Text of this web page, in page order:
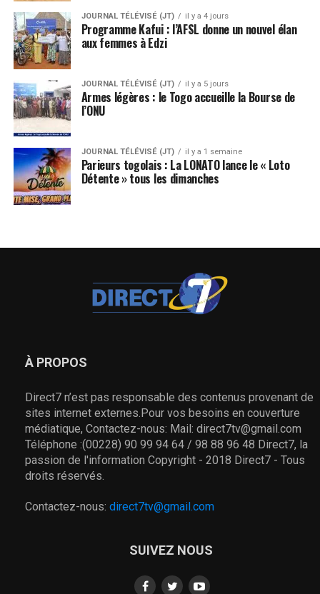
JOURNAL TÉLÉVISÉ (JT) il y a 4 jours
Programme Kafui : l’AFSL donne un nouvel élan
aux femmes à Edzi
JOURNAL TÉLÉVISÉ (JT) il y a 5 jours
Armes légères : le Togo accueille la Bourse de
l’ONU
JOURNAL TÉLÉVISÉ (JT) il y a 1 semaine
Parieurs togolais : La LONATO lance le « Loto
Détente » tous les dimanches
À PROPOS
Direct7 n’est pas responsable des contenus provenant de
sites internet externes.Pour vos besoins en couverture
médiatique, Contactez-nous: Mail: direct7tv@gmail.com
Téléphone :(00228) 90 99 94 64 / 98 88 96 48 Direct7, la
passion de l'information Copyright - 2018 Direct7 - Tous
droits réservés.
Contactez-nous: direct7tv@gmail.com
SUIVEZ NOUS